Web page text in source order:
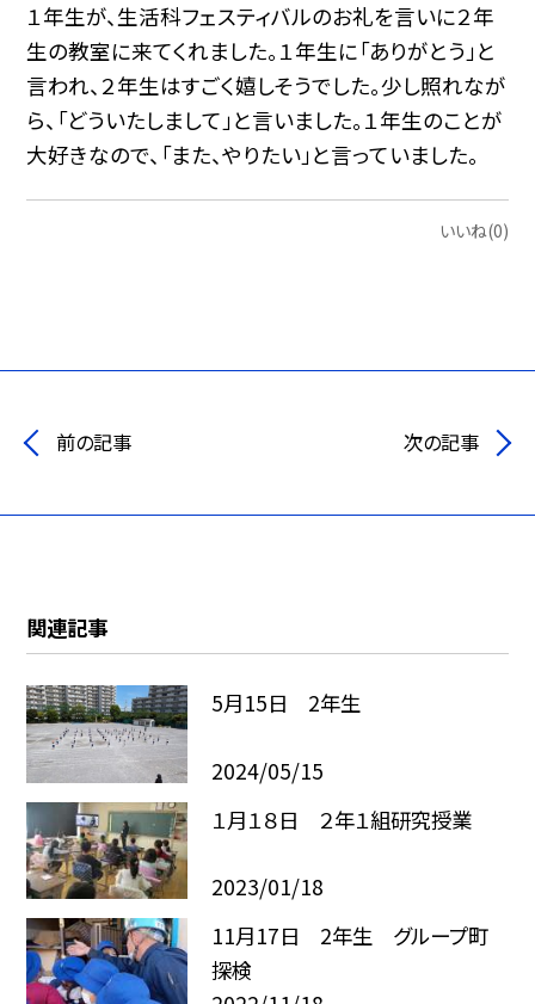
１年生が、生活科フェスティバルのお礼を言いに２年
生の教室に来てくれました。１年生に「ありがとう」と
言われ、２年生はすごく嬉しそうでした。少し照れなが
ら、「どういたしまして」と言いました。１年生のことが
大好きなので、「また、やりたい」と言っていました。
いいね(0)
前の記事 次の記事
関連記事
5月15日 2年生
2024/05/15
１月１８日 ２年１組研究授業
2023/01/18
11月17日 2年生 グループ町
探検